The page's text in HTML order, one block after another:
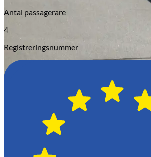
Antal passagerare
4
Registreringsnummer